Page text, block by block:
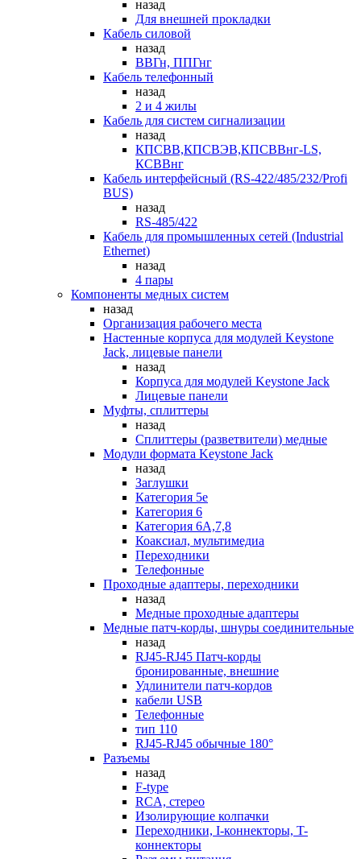
назад
Для внешней прокладки
Кабель силовой
назад
ВВГн, ППГнг
Кабель телефонный
назад
2 и 4 жилы
Кабель для систем сигнализации
назад
КПСВВ,КПСВЭВ,КПСВВнг-LS,
КСВВнг
Кабель интерфейсный (RS-422/485/232/Profi
BUS)
назад
RS-485/422
Кабель для промышленных сетей (Industrial
Ethernet)
назад
4 пары
Компоненты медных систем
назад
Организация рабочего места
Настенные корпуса для модулей Keystone
Jack, лицевые панели
назад
Корпуса для модулей Keystone Jack
Лицевые панели
Муфты, сплиттеры
назад
Сплиттеры (разветвители) медные
Модули формата Keystone Jack
назад
Заглушки
Категория 5е
Категория 6
Категория 6А,7,8
Коаксиал, мультимедиа
Переходники
Телефонные
Проходные адаптеры, переходники
назад
Медные проходные адаптеры
Медные патч-корды, шнуры соединительные
назад
RJ45-RJ45 Патч-корды
бронированные, внешние
Удлинители патч-кордов
кабели USB
Телефонные
тип 110
RJ45-RJ45 обычные 180°
Разъемы
назад
F-type
RCA, стерео
Изолирующие колпачки
Переходники, I-коннекторы, T-
коннекторы